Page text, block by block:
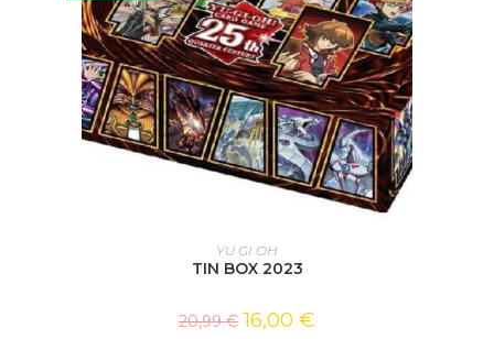
AJOUTER AU PANIER
YU GI OH
TIN BOX 2023
20,99€ 16,00 €